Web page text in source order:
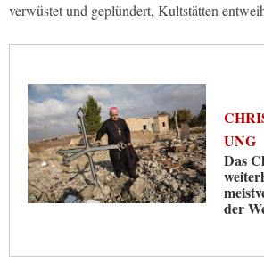
verwüstet und geplündert, Kultstätten
UNG
Das
der